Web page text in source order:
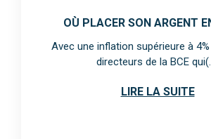
OÙ PLACER SON ARGENT
Avec une inflation supérieure à
directeurs de la BCE
LIRE LA SUITE